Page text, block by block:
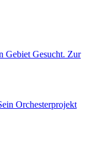
Gebiet Gesucht. Zur
Orchesterprojekt